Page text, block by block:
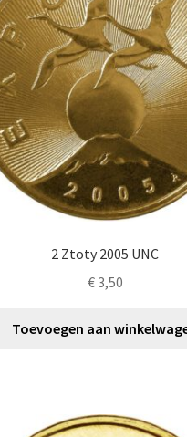
2 Ztoty 2005 UNC
€3,50
Toevoegen aan